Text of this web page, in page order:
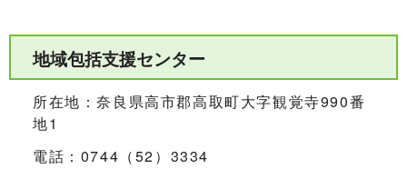
地域包括支援センター
所在地：奈良県高市郡高取町大字観覚寺990番
地1
電話：0744（52）3334